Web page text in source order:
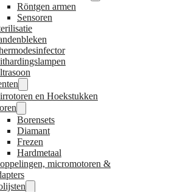
Röntgen armen
Sensoren
en Hoekstukken
Borensets
Diamant
Frezen
Hardmetaal
micromotoren &